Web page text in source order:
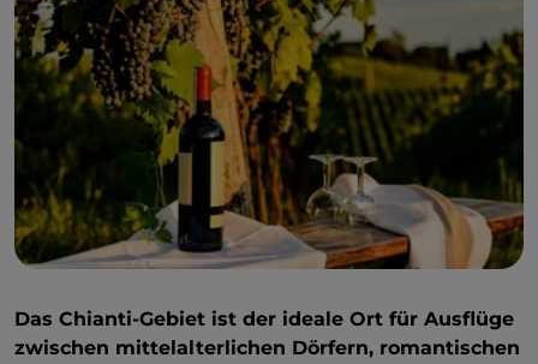
Das Chianti-Gebiet ist der ideale Ort für Ausflüge
zwischen mittelalterlichen Dörfern, romantischen